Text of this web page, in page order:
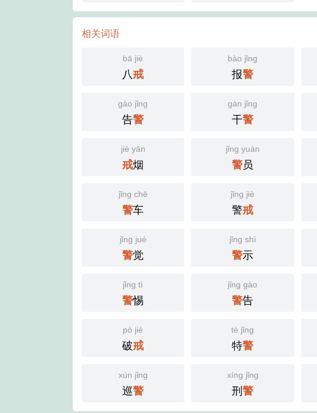
相关词语
bā jiè
八戒
bào jǐng
报警
gào jǐng
告警
gàn jǐng
干警
jiè yān
戒烟
jǐng yuán
警员
jǐng chē
警车
jǐng jiè
警戒
jǐng jué
警觉
jǐng shì
警示
jǐng tì
警惕
jǐng gào
警告
pò jiè
破戒
tè jǐng
特警
xún jǐng
巡警
xíng jǐng
刑警